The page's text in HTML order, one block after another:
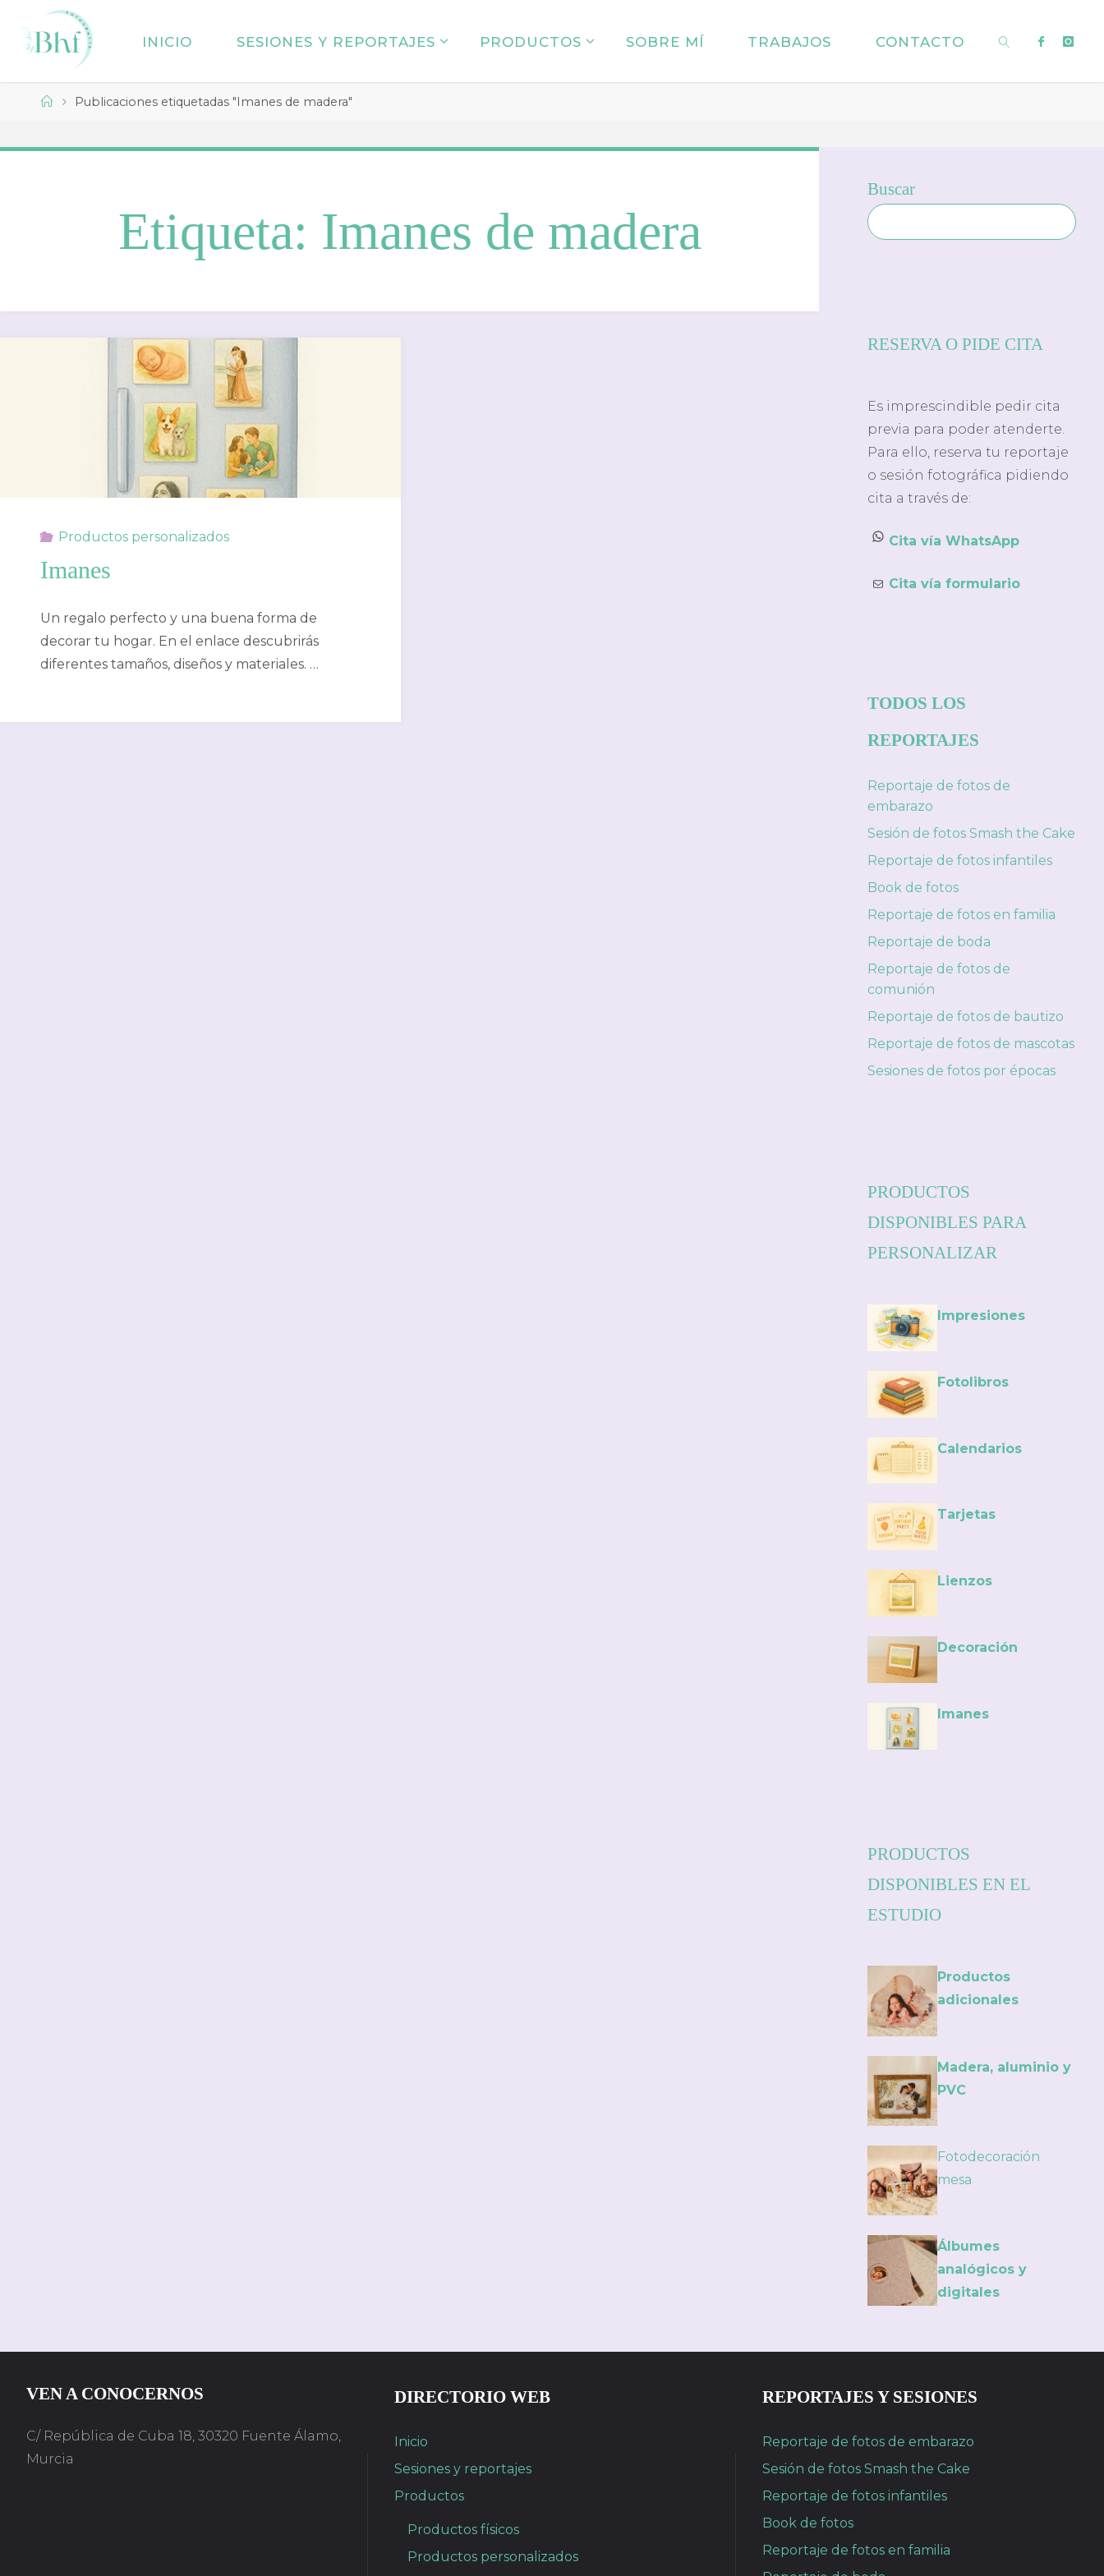
contenido
INICIO SESIONES Y REPORTAJES PRODUCTOS SOBRE MÍ TRABAJOS CONTACTO
PáginaPublicaciones etiquetadas "Imanes de madera"
Etiqueta: Imanes de madera
Productos personalizados
Imanes
Un regalo perfecto y una buena forma de
decorar tu hogar. En el enlace descubrirás
diferentes tamaños, diseños y materiales. …
Buscar
RESERVA O PIDE CITA
Es imprescindible pedir cita
previa para poder atenderte.
Para ello, reserva tu reportaje
o sesión fotográfica pidiendo
cita a través de:
WhatsApp Cita vía WhatsApp
Correo electrónico Cita vía formulario
TODOS LOS
REPORTAJES
Reportaje de fotos de
embarazo
Sesión de fotos Smash the Cake
Reportaje de fotos infantiles
Book de fotos
Reportaje de fotos en familia
Reportaje de boda
Reportaje de fotos de
comunión
Reportaje de fotos de bautizo
Reportaje de fotos de mascotas
Sesiones de fotos por épocas
PRODUCTOS
DISPONIBLES PARA
PERSONALIZAR
Impresiones
Fotolibros
Calendarios
Tarjetas
Lienzos
Decoración
Imanes
PRODUCTOS
DISPONIBLES EN EL
ESTUDIO
Productos
adicionales
Madera, aluminio y
PVC
Fotodecoración
mesa
Álbumes
analógicos y
digitales
VEN A CONOCERNOS
C/ República de Cuba 18, 30320 Fuente Álamo,
Murcia
DIRECTORIO WEB
Inicio
Sesiones y reportajes
Productos
Productos físicos
Productos personalizados
REPORTAJES Y SESIONES
Reportaje de fotos de embarazo
Sesión de fotos Smash the Cake
Reportaje de fotos infantiles
Book de fotos
Reportaje de fotos en familia